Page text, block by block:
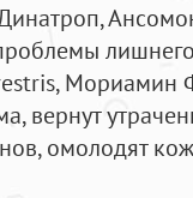
Мориамин
вернут
омолодят